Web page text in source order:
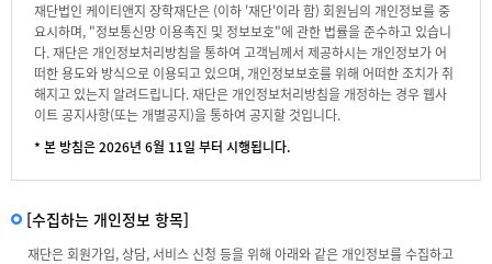
재단법인 케이티앤지 장학재단은 (이하 '재단'이라 함) 회원님의 개인정보를 중
요시하며, "정보통신망 이용촉진 및 정보보호"에 관한 법률을 준수하고 있습니
다. 재단은 개인정보처리방침을 통하여 고객님께서 제공하시는 개인정보가 어
떠한 용도와 방식으로 이용되고 있으며, 개인정보보호를 위해 어떠한 조치가 취
해지고 있는지 알려드립니다. 재단은 개인정보처리방침을 개정하는 경우 웹사
이트 공지사항(또는 개별공지)을 통하여 공지할 것입니다.
* 본 방침은 2026년 6월 11일 부터 시행됩니다.
[수집하는 개인정보 항목]
재단은 회원가입, 상담, 서비스 신청 등을 위해 아래와 같은 개인정보를 수집하고